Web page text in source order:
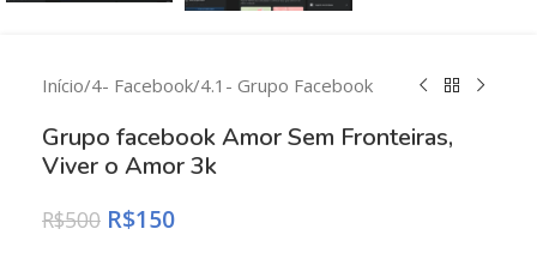
Início/4- Facebook/4.1- Grupo Facebook
Grupo facebook Amor Sem Fronteiras,
Viver o Amor 3k
R$500 R$150